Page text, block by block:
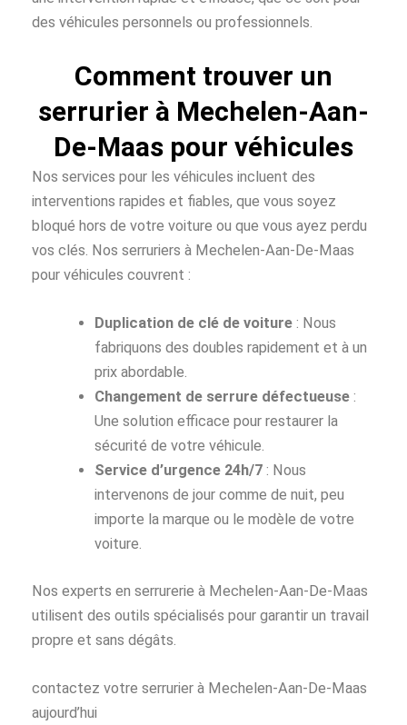
des véhicules personnels ou professionnels.
Comment trouver un
serrurier à Mechelen-Aan-
De-Maas pour véhicules
Nos services pour les véhicules incluent des
interventions rapides et fiables, que vous soyez
bloqué hors de votre voiture ou que vous ayez perdu
vos clés. Nos serruriers à Mechelen-Aan-De-Maas
pour véhicules couvrent :
Duplication de clé de voiture : Nous
fabriquons des doubles rapidement et à un
prix abordable.
Changement de serrure défectueuse :
Une solution efficace pour restaurer la
sécurité de votre véhicule.
Service d’urgence 24h/7 : Nous
intervenons de jour comme de nuit, peu
importe la marque ou le modèle de votre
voiture.
Nos experts en serrurerie à Mechelen-Aan-De-Maas
utilisent des outils spécialisés pour garantir un travail
propre et sans dégâts.
contactez votre serrurier à Mechelen-Aan-De-Maas
aujourd’hui